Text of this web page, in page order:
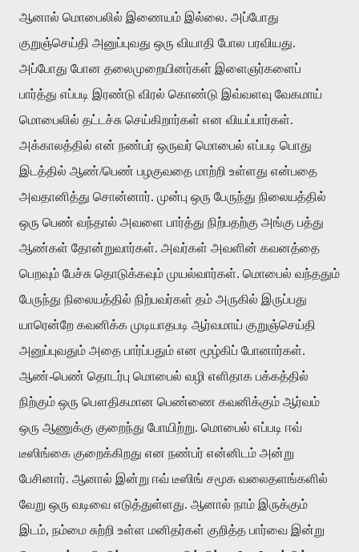
ஆனால் மொபைலில் இணையம் இல்லை. அப்போது
குறுஞ்செய்தி அனுப்புவது ஒரு வியாதி போல பரவியது.
அப்போது போன தலைமுறையினர்கள் இளைஞர்களைப்
பார்த்து எப்படி இரண்டு விரல் கொண்டு இவ்வளவு வேகமாய்
மொபைலில் தட்டச்சு செய்கிறார்கள் என வியப்பார்கள்.
அக்காலத்தில் என் நண்பர் ஒருவர் மொபைல் எப்படி பொது
இடத்தில் ஆண்/பெண் பழகுவதை மாற்றி உள்ளது என்பதை
அவதானித்து சொன்னார். முன்பு ஒரு பேருந்து நிலையத்தில்
ஒரு பெண் வந்தால் அவளை பார்த்து நிற்பதற்கு அங்கு பத்து
ஆண்கள் தோன்றுவார்கள். அவர்கள் அவளின் கவனத்தை
பெறவும் பேச்சு தொடுக்கவும் முயல்வார்கள். மொபைல் வந்ததும்
பேருந்து நிலையத்தில் நிற்பவர்கள் தம் அருகில் இருப்பது
யாரென்றே கவனிக்க முடியாதபடி ஆர்வமாய் குறுஞ்செய்தி
அனுப்புவதும் அதை பார்ப்பதும் என மூழ்கிப் போனார்கள்.
ஆண்-பெண் தொடர்பு மொபைல் வழி எளிதாக பக்கத்தில்
நிற்கும் ஒரு பௌதிகமான பெண்ணை கவனிக்கும் ஆர்வம்
ஒரு ஆணுக்கு குறைந்து போயிற்று. மொபைல் எப்படி ஈவ்
டீஸிங்கை குறைக்கிறது என நண்பர் என்னிடம் அன்று
பேசினார். ஆனால் இன்று ஈவ் டீஸிங் சமூக வலைதளங்களில்
வேறு ஒரு வடிவை எடுத்துள்ளது. ஆனால் நாம் இருக்கும்
இடம், நம்மை சுற்றி உள்ள மனிதர்கள் குறித்த பார்வை இன்று